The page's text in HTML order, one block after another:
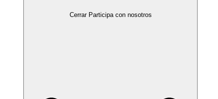
Cerrar Participa con nosotros